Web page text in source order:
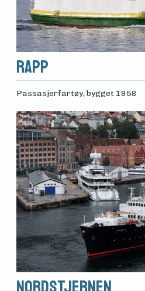
Rapp
Passasjerfartøy, bygget 1958